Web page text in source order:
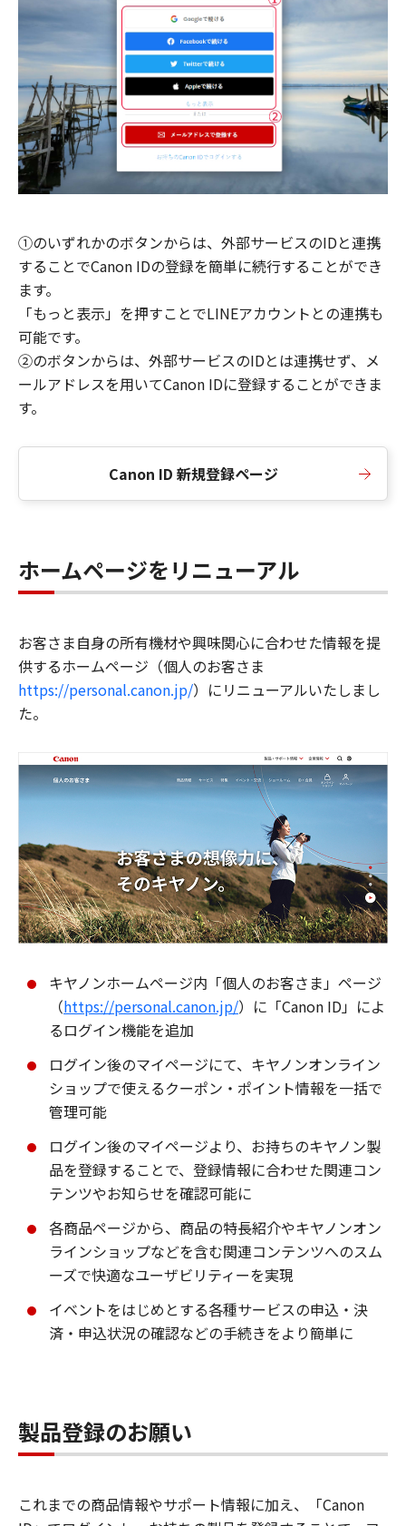
①のいずれかのボタンからは、外部サービスのIDと連携
することでCanon IDの登録を簡単に続行することができ
ます。
「もっと表示」を押すことでLINEアカウントとの連携も
可能です。
②のボタンからは、外部サービスのIDとは連携せず、メ
ールアドレスを用いてCanon IDに登録することができま
す。
Canon ID 新規登録ページ
ホームページをリニューアル
お客さま自身の所有機材や興味関心に合わせた情報を提
供するホームページ（個人のお客さま
https://personal.canon.jp/）にリニューアルいたしまし
た。
キヤノンホームページ内「個人のお客さま」ページ
（https://personal.canon.jp/）に「Canon ID」によ
るログイン機能を追加
ログイン後のマイページにて、キヤノンオンライン
ショップで使えるクーポン・ポイント情報を一括で
管理可能
ログイン後のマイページより、お持ちのキヤノン製
品を登録することで、登録情報に合わせた関連コン
テンツやお知らせを確認可能に
各商品ページから、商品の特長紹介やキヤノンオン
ラインショップなどを含む関連コンテンツへのスム
ーズで快適なユーザビリティーを実現
イベントをはじめとする各種サービスの申込・決
済・申込状況の確認などの手続きをより簡単に
製品登録のお願い
これまでの商品情報やサポート情報に加え、「Canon